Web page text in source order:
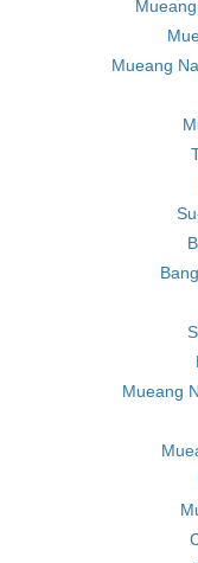
Mueang
Mueang